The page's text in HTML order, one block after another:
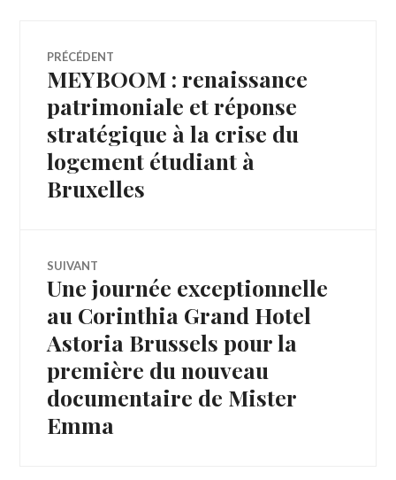
Navigation
de
l’article
PRÉCÉDENT
Article
précédent :
MEYBOOM : renaissance
patrimoniale et réponse
stratégique à la crise du
logement étudiant à
Bruxelles
SUIVANT
Article
Suivant:
Une journée exceptionnelle
au Corinthia Grand Hotel
Astoria Brussels pour la
première du nouveau
documentaire de Mister
Emma